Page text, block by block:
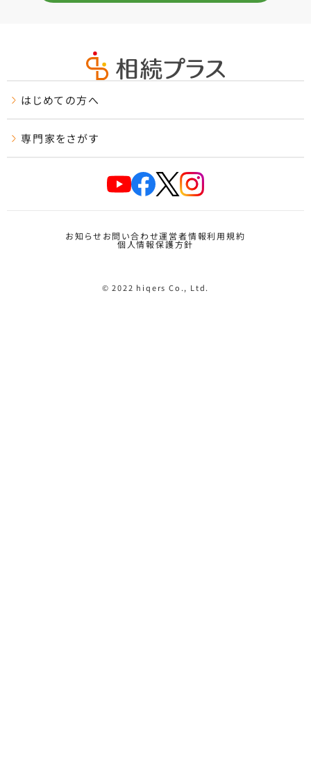
はじめての方へ
専門家をさがす
お知らせ お問い合わせ運営者情報利用規約
個人情報保護方針
© 2022 hiqers Co., Ltd.